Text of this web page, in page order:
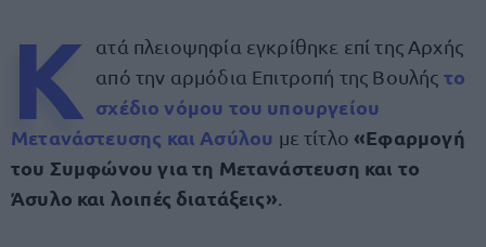
Κ
ατά πλειοψηφία εγκρίθηκε επί της Αρχής
από την αρμόδια Επιτροπή της Βουλής το
σχέδιο νόμου του υπουργείου
Μετανάστευσης και Ασύλου με τίτλο«Εφαρμογή
του Συμφώνου για τη Μετανάστευση και το
Άσυλο και λοιπές διατάξεις»